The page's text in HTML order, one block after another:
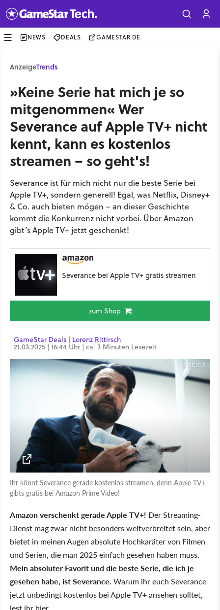
NEWS DEALS GAMESTAR.DE
AnzeigeTrends
»Keine Serie hat mich je so
mitgenommen« Wer
Severance auf Apple TV+ nicht
kennt, kann es kostenlos
streamen – so geht's!
Severance ist für mich nicht nur die beste Serie bei
Apple TV+, sondern generell! Egal, was Netflix, Disney+
& Co. auch bieten mögen – an dieser Geschichte
kommt die Konkurrenz nicht vorbei. Über Amazon
gibt’s Apple TV+ jetzt geschenkt!
Severance bei Apple TV+ gratis streamen
zum Shop
GameStar Deals | Lorenz Rittirsch
21.03.2025 | 16:44 Uhr | ca. 3 Minuten Lesezeit
Ihr könnt Severance gerade kostenlos streamen, denn Apple TV+
gibts gratis bei Amazon Prime Video!
Amazon verschenkt gerade Apple TV+! Der Streaming-
Dienst mag zwar nicht besonders weitverbreitet sein, aber
bietet in meinen Augen absolute Hochkaräter von Filmen
und Serien, die man 2025 einfach gesehen haben muss.
Mein absoluter Favorit und die beste Serie, die ich je
gesehen habe, ist Severance. Warum ihr euch Severance
jetzt unbedingt kostenlos bei Apple TV+ ansehen solltet,
lest ihr hier.